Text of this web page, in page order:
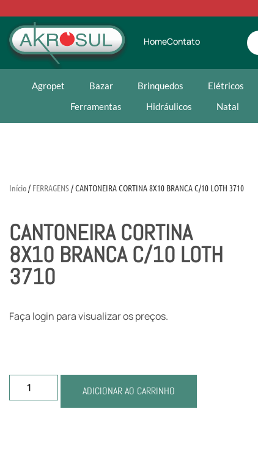
HomeContato
Agropet Bazar Brinquedos Elétricos
Ferramentas
Hidráulicos Natal
Início/ FERRAGENS/ CANTONEIRA CORTINA 8X10 BRANCA C/10 LOTH 3710
CANTONEIRA CORTINA
8X10 BRANCA C/10 LOTH
3710
Faça login para visualizar os preços.
ADICIONAR AO CARRINHO